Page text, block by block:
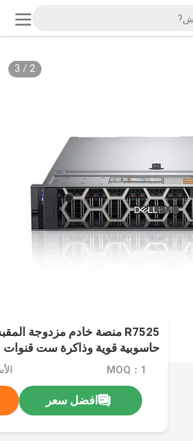
2
/
3
حاسوبية قوية وذاكرة ست قنوات
MOQ：1
افضل سعر